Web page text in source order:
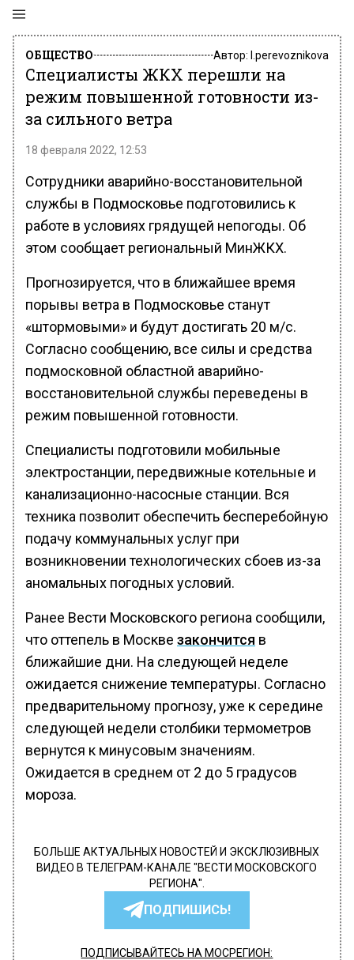
ОБЩЕСТВО Автор: l.perevoznikova
Специалисты ЖКХ перешли на
режим повышенной готовности из-
за сильного ветра
18 февраля 2022, 12:53
Сотрудники аварийно-восстановительной
службы в Подмосковье подготовились к
работе в условиях грядущей непогоды. Об
этом сообщает региональный МинЖКХ.
Прогнозируется, что в ближайшее время
порывы ветра в Подмосковье станут
«штормовыми» и будут достигать 20 м/с.
Согласно сообщению, все силы и средства
подмосковной областной аварийно-
восстановительной службы переведены в
режим повышенной готовности.
Специалисты подготовили мобильные
электростанции, передвижные котельные и
канализационно-насосные станции. Вся
техника позволит обеспечить бесперебойную
подачу коммунальных услуг при
возникновении технологических сбоев из-за
аномальных погодных условий.
Ранее Вести Московского региона сообщили,
что оттепель в Москве закончится в
ближайшие дни. На следующей неделе
ожидается снижение температуры. Согласно
предварительному прогнозу, уже к середине
следующей недели столбики термометров
вернутся к минусовым значениям.
Ожидается в среднем от 2 до 5 градусов
мороза.
БОЛЬШЕ АКТУАЛЬНЫХ НОВОСТЕЙ И ЭКСКЛЮЗИВНЫХ
ВИДЕО В ТЕЛЕГРАМ-КАНАЛЕ "ВЕСТИ МОСКОВСКОГО
РЕГИОНА".
ПОДПИШИСЬ!
ПОДПИСЫВАЙТЕСЬ НА МОСРЕГИОН: